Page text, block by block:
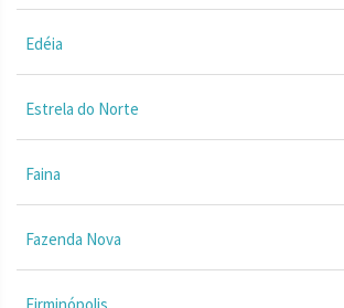
Edéia
Estrela do Norte
Faina
Fazenda Nova